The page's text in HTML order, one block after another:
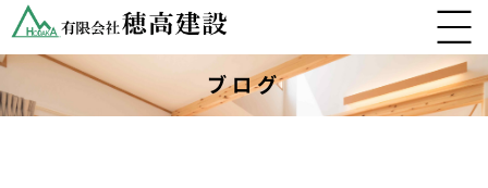
ブログ